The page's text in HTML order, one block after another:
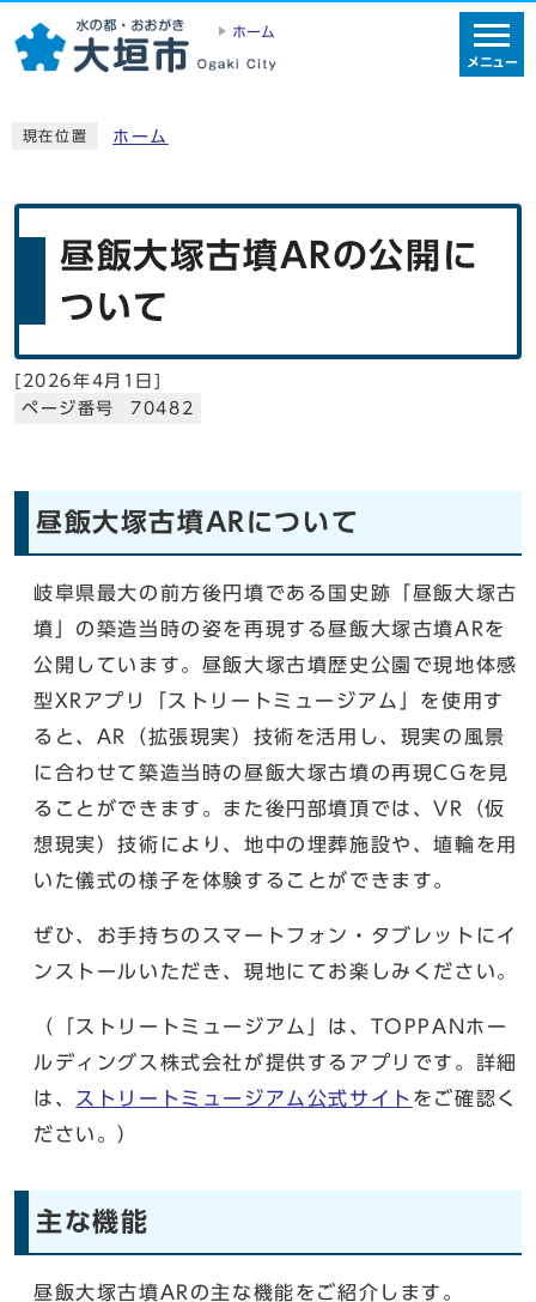
ホーム
メニュー
現在位置 ホーム
昼飯大塚古墳ARの公開に
ついて
[ 2026年4月1日]
ページ番号 70482
昼飯大塚古墳ARについて
岐阜県最大の前方後円墳である国史跡「昼飯大塚古
墳」の築造当時の姿を再現する昼飯大塚古墳ARを
公開しています。昼飯大塚古墳歴史公園で現地体感
型XRアプリ「ストリートミュージアム」を使用す
ると、AR（拡張現実）技術を活用し、現実の風景
に合わせて築造当時の昼飯大塚古墳の再現CGを見
ることができます。また後円部墳頂では、VR（仮
想現実）技術により、地中の埋葬施設や、埴輪を用
いた儀式の様子を体験することができます。
ぜひ、お手持ちのスマートフォン・タブレットにイ
ンストールいただき、現地にてお楽しみください。
（「ストリートミュージアム」は、TOPPANホー
ルディングス株式会社が提供するアプリです。詳細
は、
ストリートミュージアム公式サイト をご確認く
ださい。）
主な機能
昼飯大塚古墳ARの主な機能をご紹介します。